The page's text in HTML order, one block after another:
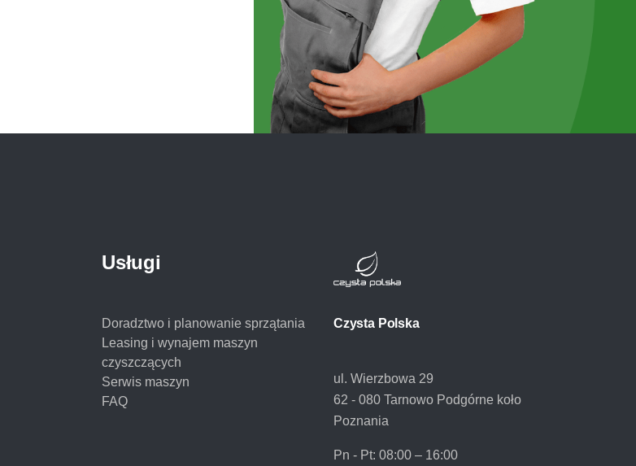
Usługi
Doradztwo i planowanie sprzątania
Leasing i wynajem maszyn
czyszczących
Serwis maszyn
FAQ
Czysta Polska
ul. Wierzbowa 29
62 - 080 Tarnowo Podgórne koło
Poznania
Pn - Pt: 08:00 – 16:00